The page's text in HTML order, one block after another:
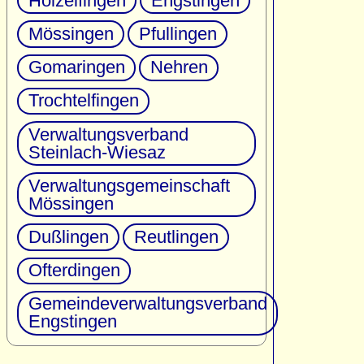
Mössingen
Pfullingen
Gomaringen
Nehren
Trochtelfingen
Verwaltungsverband
Steinlach-Wiesaz
Verwaltungsgemeinschaft
Mössingen
Dußlingen
Reutlingen
Ofterdingen
Gemeindeverwaltungsverband
Engstingen